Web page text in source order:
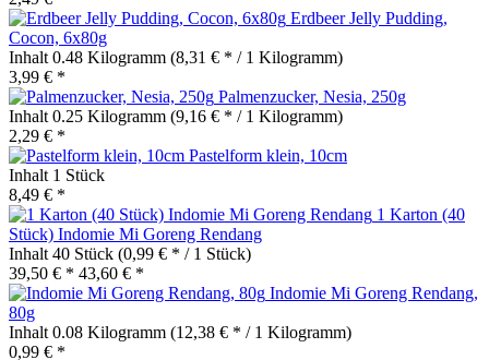
Erdbeer Jelly Pudding,
Cocon, 6x80g
Inhalt 0.48 Kilogramm (8,31 € * / 1 Kilogramm)
3,99 € *
Palmenzucker, Nesia, 250g
Inhalt 0.25 Kilogramm (9,16 € * / 1 Kilogramm)
2,29 € *
Pastelform klein, 10cm
Inhalt 1 Stück
8,49 € *
1 Karton (40
Stück) Indomie Mi Goreng Rendang
Inhalt 40 Stück (0,99 € * / 1 Stück)
39,50 € * 43,60 € *
Indomie Mi Goreng Rendang,
80g
Inhalt 0.08 Kilogramm (12,38 € * / 1 Kilogramm)
0,99 € *